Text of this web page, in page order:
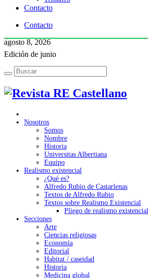
Contacto
Contacto
agosto 8, 2026
Edición de junio
Nosotros
Somos
Nombre
Historia
Universitas Albertiana
Equipo
Realismo existencial
¿Qué es?
Alfredo Rubio de Castarlenas
Textos de Alfredo Rubio
Textos sobre Realismo Existencial
Pliego de realismo existencial
Secciones
Arte
Ciencias religiosas
Economía
Editorial
Habitat / caseidad
Historia
Medicina global